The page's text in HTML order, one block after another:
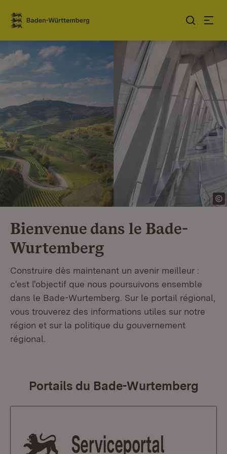
Sauter au contenu
Link zur Startseite
Bienvenue dans le Bade-
Wurtemberg
Construire dès maintenant un avenir meilleur :
c'est l'objectif que nous poursuivons ensemble
dans le Bade-Wurtemberg. Sur le portail régional,
vous trouverez des informations utiles sur notre
région et sur la politique du gouvernement
régional.
Portails du Bade-Wurtemberg